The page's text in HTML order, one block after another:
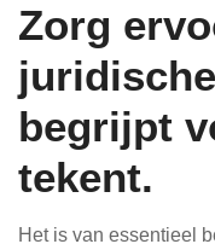
Zorg
begrijpt
tekent.
Het is van essentieel